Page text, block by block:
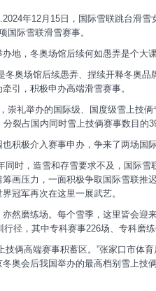
年12月15日，国际雪联跳台滑雪
国际雪联滑雪赛事。
地，冬奥场馆后续何如愚弄是个大
冬奥场馆后续愚弄、捏续开释冬奥
引，积极申办高端滑雪赛事。
崇礼举办的国际级、国度级雪上技
裂占国内同时雪上技俩赛事数目的
积极介入赛事申办，争来了两场国
同时，造雪和存雪要求不及，国际
画压力，一面积极争取国际雪联推
冠军再次在这里一展武艺。
然磨练场。每个雪季，这里皆会迎
径，其中专科赛事226场、专科磨
技俩高端赛事积蓄区。”张家口市体
奥会后我国举办的最高档别雪上技